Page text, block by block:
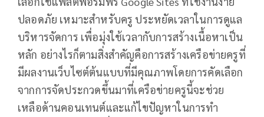
ปลอดภัย เหมาะสำหรับครู ประหยัดเวลาในการดูแล
บริหารจัดการ เพื่อมุ่งใช้เวลากับการสร้างเนื้อหาเป็น
หลัก อย่างไรก็ตามสิ่งสำคัญคือการสร้างเครือข่ายครูที่
มีผลงานเว็บไซต์ต้นแบบที่มีคุณภาพโดยการคัดเลือก
จากการจัดประกวดขึ้นมาที่เครือข่ายครูนี้จะช่วย
เหลือด้านคอนเทนต์และแก้ไขปัญหาในการทำ